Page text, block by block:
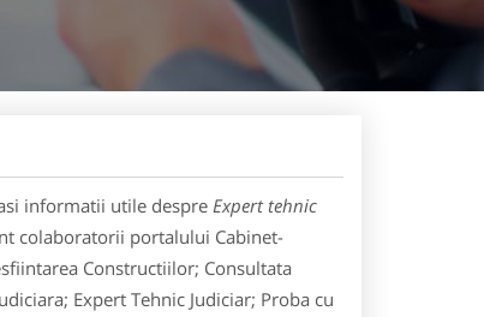
informatii utile despreExpert tehnic
colaboratorii portalului Cabinet-
Constructiilor; Consultata
Expert Tehnic Judiciar; Proba cu